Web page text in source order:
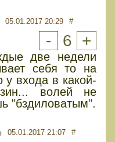
05.01.2017 20:29 #
- 6 +
две недели
себя то на
у входа в какой-
волей не
"бздиловатым".
05.01.2017 21:07 #